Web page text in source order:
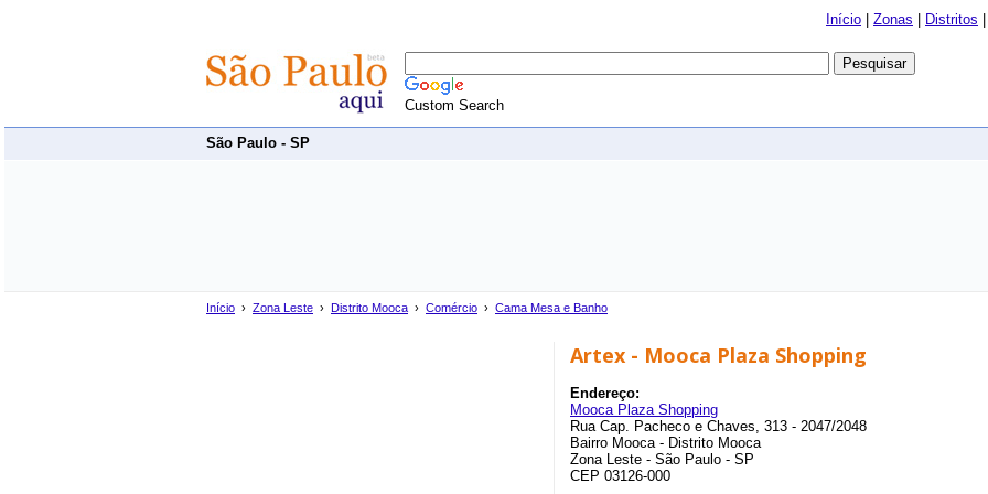
Início Zonas Distritos
Custom Search
São Paulo - SP
Início › Zona Leste › Distrito Mooca › Comércio › Cama Mesa e Banho
Artex - Mooca Plaza Shopping
Endereço:
Mooca Plaza Shopping
Rua Cap. Pacheco e Chaves, 313 - 2047/2048
Bairro Mooca - Distrito Mooca
Zona Leste - São Paulo - SP
CEP 03126-000